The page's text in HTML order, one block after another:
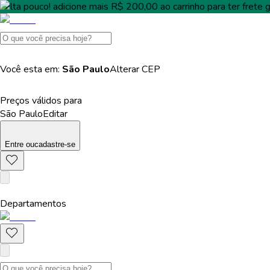
Falta pouco! adicione mais R$ 200,00 ao carrinho para terfrete
Você esta em: São PauloAlterarCEP
Preços válidos para
São PauloEditar
Entre oucadastre-se
Departamentos